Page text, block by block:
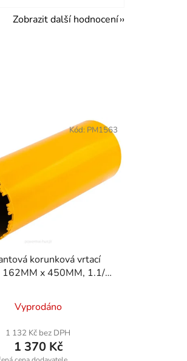
Zobrazit další hodnocení
korunková vrtací
162MM x 450MM, 1.1/4
Vyprodáno
1 132 Kč bez DPH
1 370 Kč
Kód: PM1563